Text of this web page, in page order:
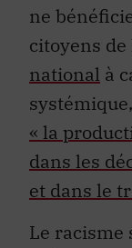
ne
citoyens de
national à
« la
dans les
et dans le
Le racisme